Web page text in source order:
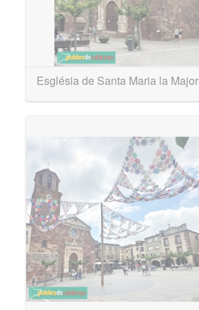
Església de Santa Maria la Major